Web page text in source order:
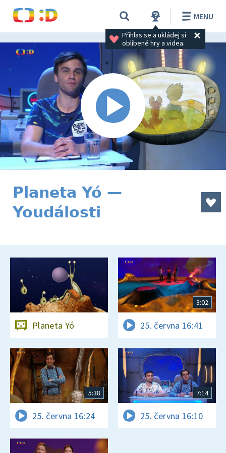
Přihlas se a ukládej si
oblíbené hry a videa.
MENU
Planeta Yó —
Youdálosti
Planeta Yó
3:02
25. června 16:41
5:38
25. června 16:24
7:14
25. června 16:10